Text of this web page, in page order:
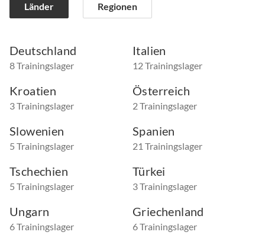
Länder Regionen
Deutschland
8 Trainingslager
Italien
12 Trainingslager
Kroatien
3 Trainingslager
Österreich
2 Trainingslager
Slowenien
5 Trainingslager
Spanien
21 Trainingslager
Tschechien
5 Trainingslager
Türkei
3 Trainingslager
Ungarn
6 Trainingslager
Griechenland
6 Trainingslager